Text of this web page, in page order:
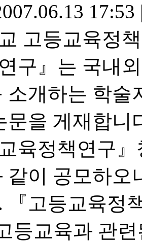
17:53
고등교육정
구』는 국내
소개하는 학
문을 게재합니
육정책연구
같이 공모하오
『고등교육정
등교육과 관